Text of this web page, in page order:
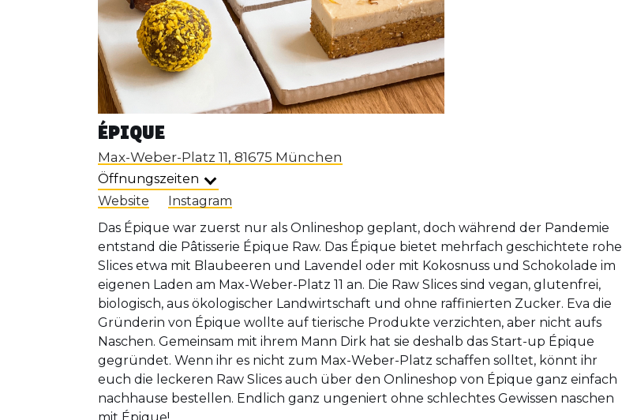
ÉPIQUE
Max-Weber-Platz 11, 81675 München
Öffnungszeiten
Website
Instagram
Das Épique war zuerst nur als Onlineshop geplant, doch während der Pandemie
entstand die Pâtisserie Épique Raw. Das Épique bietet mehrfach geschichtete rohe
Slices etwa mit Blaubeeren und Lavendel oder mit Kokosnuss und Schokolade im
eigenen Laden am Max-Weber-Platz 11 an. Die Raw Slices sind vegan, glutenfrei,
biologisch, aus ökologischer Landwirtschaft und ohne raffinierten Zucker. Eva die
Gründerin von Épique wollte auf tierische Produkte verzichten, aber nicht aufs
Naschen. Gemeinsam mit ihrem Mann Dirk hat sie deshalb das Start-up Épique
gegründet. Wenn ihr es nicht zum Max-Weber-Platz schaffen solltet, könnt ihr
euch die leckeren Raw Slices auch über den Onlineshop von Épique ganz einfach
nachhause bestellen. Endlich ganz ungeniert ohne schlechtes Gewissen naschen
mit Épique!